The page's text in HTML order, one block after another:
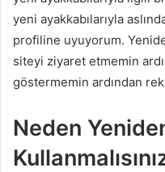
yeni ayakkabılarıyla
profiline uyuyorum.
siteyi ziyaret etmemin
göstermemin ardından
Neden